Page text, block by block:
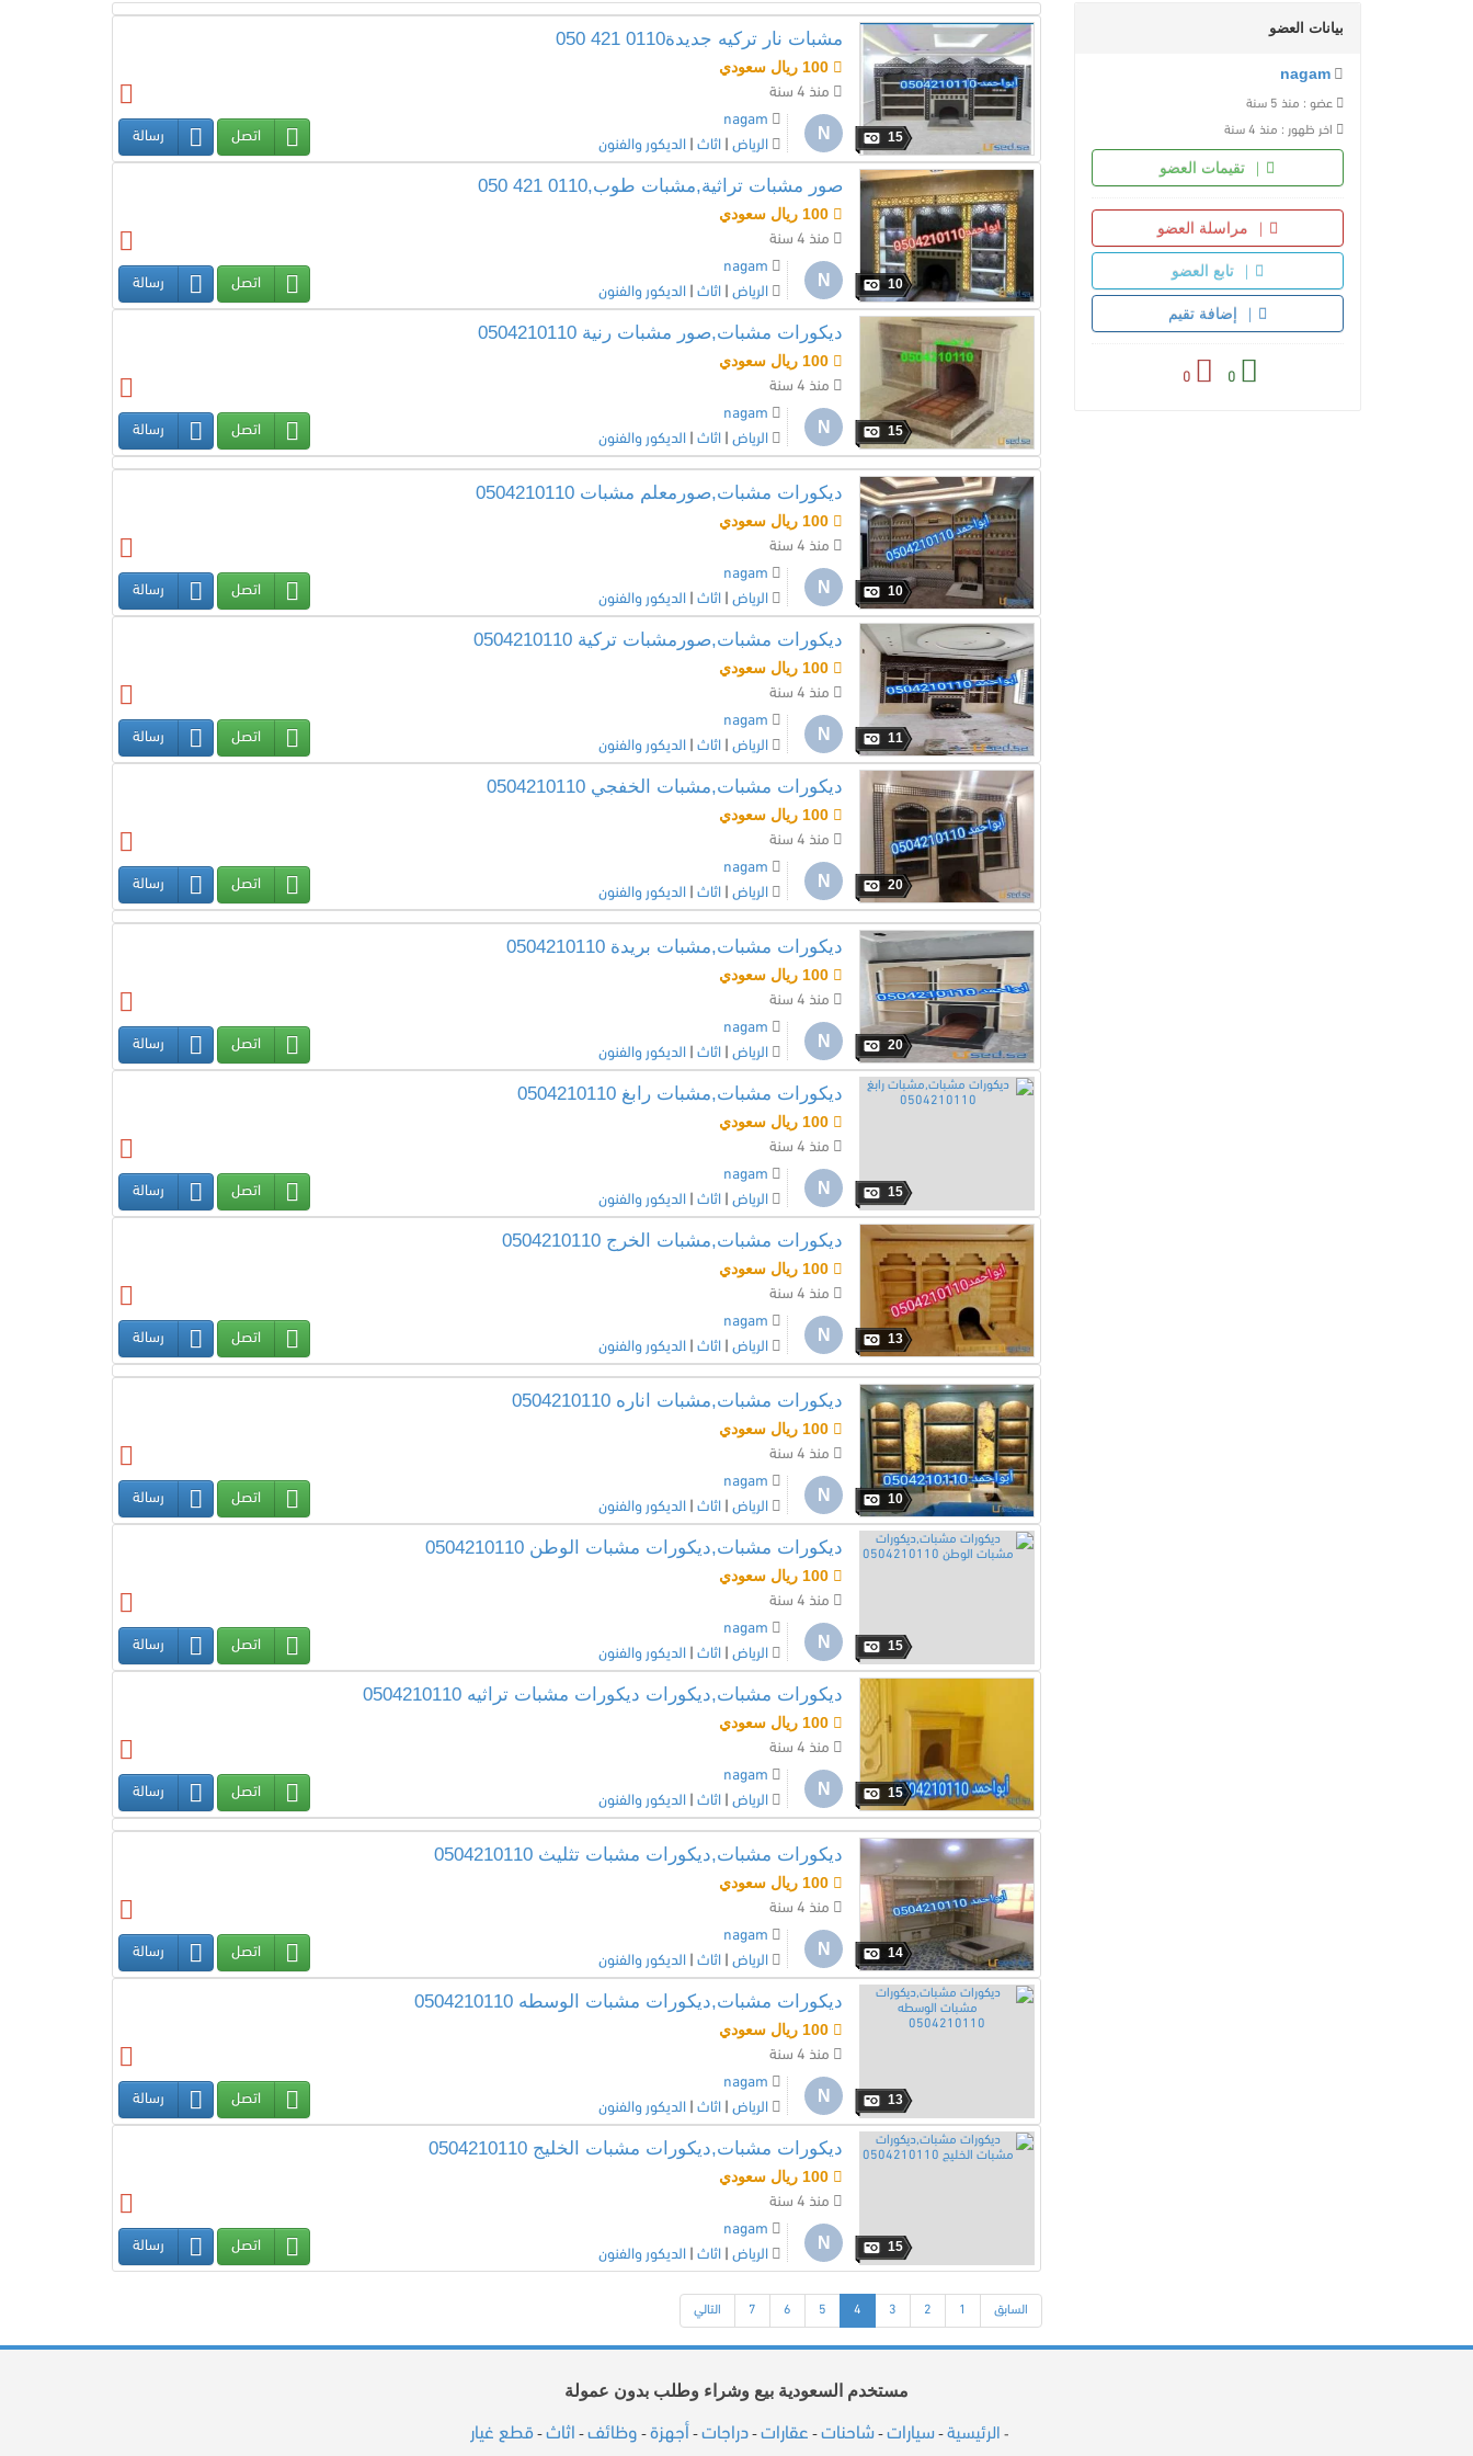
بيانات العضو
nagam
عضو : منذ 5 سنة
اخر ظهور : منذ 4 سنة
تقيمات العضو
مراسلة العضو
تابع العضو
إضافة تقيم
0
0
15
مشبات نار تركيه جديدة0110 421 050
منذ 4 سنة
N
nagam
الرياض| اثاث| الديكور والفنون
اتصل رسالة
10
صور مشبات تراثية,مشبات طوب,0110 421 050
منذ 4 سنة
N
nagam
الرياض| اثاث| الديكور والفنون
اتصل رسالة
15
ديكورات مشبات,صور مشبات رنية 0504210110
منذ 4 سنة
N
nagam
الرياض| اثاث| الديكور والفنون
اتصل رسالة
10
ديكورات مشبات,صورمعلم مشبات 0504210110
منذ 4 سنة
N
nagam
الرياض| اثاث| الديكور والفنون
اتصل رسالة
11
ديكورات مشبات,صورمشبات تركية 0504210110
منذ 4 سنة
N
nagam
الرياض| اثاث| الديكور والفنون
اتصل رسالة
20
ديكورات مشبات,مشبات الخفجي 0504210110
منذ 4 سنة
N
nagam
الرياض| اثاث| الديكور والفنون
اتصل رسالة
20
ديكورات مشبات,مشبات بريدة 0504210110
منذ 4 سنة
N
nagam
الرياض| اثاث| الديكور والفنون
اتصل رسالة
15
ديكورات مشبات,مشبات رابغ 0504210110
منذ 4 سنة
N
nagam
الرياض| اثاث| الديكور والفنون
اتصل رسالة
13
ديكورات مشبات,مشبات الخرج 0504210110
منذ 4 سنة
N
nagam
الرياض| اثاث| الديكور والفنون
اتصل رسالة
10
ديكورات مشبات,مشبات اناره 0504210110
منذ 4 سنة
N
nagam
الرياض| اثاث| الديكور والفنون
اتصل رسالة
15
ديكورات مشبات,ديكورات مشبات الوطن 0504210110
منذ 4 سنة
N
nagam
الرياض| اثاث| الديكور والفنون
اتصل رسالة
15
ديكورات مشبات,ديكورات ديكورات مشبات تراثيه 0504210110
منذ 4 سنة
N
nagam
الرياض| اثاث| الديكور والفنون
اتصل رسالة
14
ديكورات مشبات,ديكورات مشبات تثليث 0504210110
منذ 4 سنة
N
nagam
الرياض| اثاث| الديكور والفنون
اتصل رسالة
13
ديكورات مشبات,ديكورات مشبات الوسطه 0504210110
منذ 4 سنة
N
nagam
الرياض| اثاث| الديكور والفنون
اتصل رسالة
15
ديكورات مشبات,ديكورات مشبات الخليج 0504210110
منذ 4 سنة
N
nagam
الرياض| اثاث| الديكور والفنون
اتصل رسالة
السابق 1
2
3
4
(current)
5
6
7 التالي
مستخدم السعودية بيع وشراء وطلب بدون عمولة
- الرئيسية -سيارات -شاحنات - عقارات -دراجات - أجهزة - وظائف - اثاث -قطع غيار